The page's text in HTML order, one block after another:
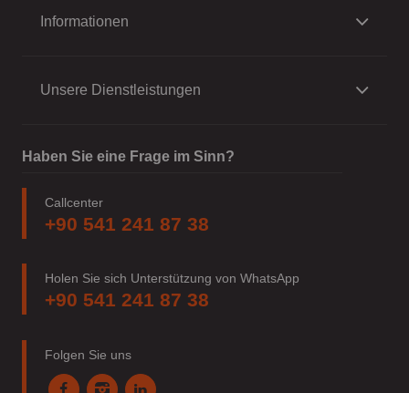
Informationen
Unsere Dienstleistungen
Haben Sie eine Frage im Sinn?
Callcenter
+90 541 241 87 38
Holen Sie sich Unterstützung von WhatsApp
+90 541 241 87 38
Folgen Sie uns